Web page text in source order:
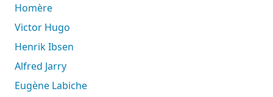
Homère
Victor Hugo
Henrik Ibsen
Alfred Jarry
Eugène Labiche